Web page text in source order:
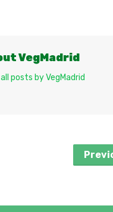
VegMadrid
posts by VegMadrid